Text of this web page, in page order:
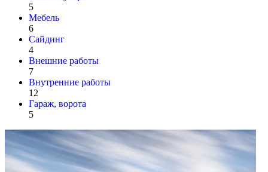
5
Мебель
6
Сайдинг
4
Внешние работы
7
Внутренние работы
12
Гараж, ворота
5